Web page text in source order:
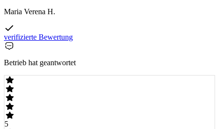
Maria Verena H.
verifizierte Bewertung
Betrieb hat geantwortet
5